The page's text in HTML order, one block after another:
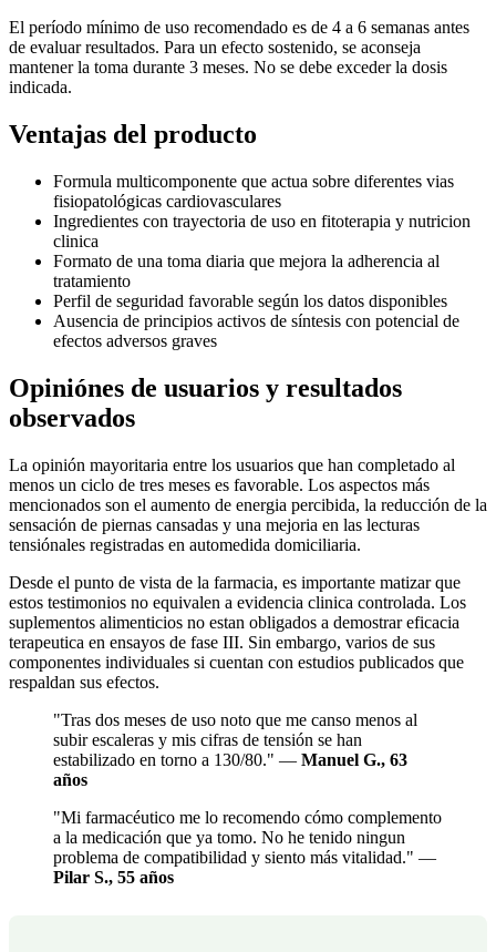
El período mínimo de uso recomendado es de 4 a 6 semanas antes
de evaluar resultados. Para un efecto sostenido, se aconseja
mantener la toma durante 3 meses. No se debe exceder la dosis
indicada.
Ventajas del producto
Formula multicomponente que actua sobre diferentes vias
fisiopatológicas cardiovasculares
Ingredientes con trayectoria de uso en fitoterapia y nutricion
clinica
Formato de una toma diaria que mejora la adherencia al
tratamiento
Perfil de seguridad favorable según los datos disponibles
Ausencia de principios activos de síntesis con potencial de
efectos adversos graves
Opiniónes de usuarios y resultados
observados
La opinión mayoritaria entre los usuarios que han completado al
menos un ciclo de tres meses es favorable. Los aspectos más
mencionados son el aumento de energia percibida, la reducción de la
sensación de piernas cansadas y una mejoria en las lecturas
tensiónales registradas en automedida domiciliaria.
Desde el punto de vista de la farmacia, es importante matizar que
estos testimonios no equivalen a evidencia clinica controlada. Los
suplementos alimenticios no estan obligados a demostrar eficacia
terapeutica en ensayos de fase III. Sin embargo, varios de sus
componentes individuales si cuentan con estudios publicados que
respaldan sus efectos.
"Tras dos meses de uso noto que me canso menos al
subir escaleras y mis cifras de tensión se han
estabilizado en torno a 130/80." — Manuel G., 63
años
"Mi farmacéutico me lo recomendo cómo complemento
a la medicación que ya tomo. No he tenido ningun
problema de compatibilidad y siento más vitalidad." —
Pilar S., 55 años